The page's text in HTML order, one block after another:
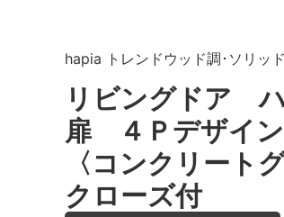
hapia トレンドウッド調･ソリッ
リビングドア
扉 ４Ｐデザイ
〈コンクリー
クローズ付